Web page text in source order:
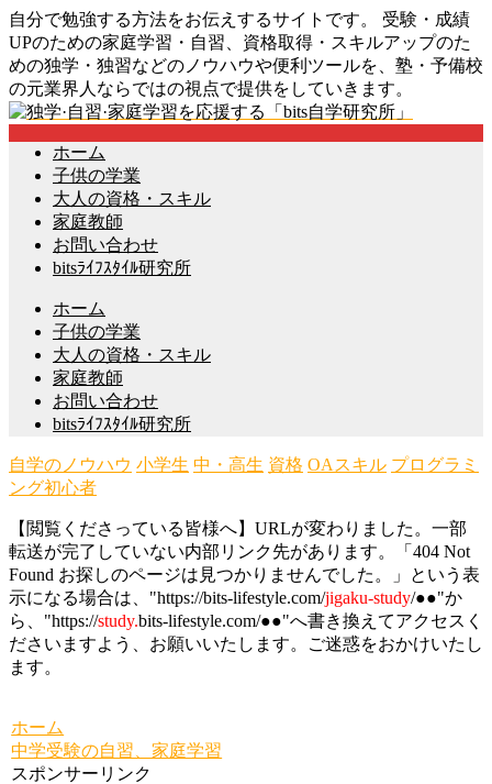
自分で勉強する方法をお伝えするサイトです。 受験・成績
UPのための家庭学習・自習、資格取得・スキルアップのた
めの独学・独習などのノウハウや便利ツールを、塾・予備校
の元業界人ならではの視点で提供をしていきます。
ホーム
子供の学業
大人の資格・スキル
家庭教師
お問い合わせ
bitsﾗｲﾌｽﾀｲﾙ研究所
ホーム
子供の学業
大人の資格・スキル
家庭教師
お問い合わせ
bitsﾗｲﾌｽﾀｲﾙ研究所
自学のノウハウ 小学生 中・高生 資格 OAスキル プログラミ
ング初心者
【閲覧くださっている皆様へ】URLが変わりました。一部
転送が完了していない内部リンク先があります。「404 Not
Found お探しのページは見つかりませんでした。」という表
示になる場合は、"https://bits-lifestyle.com/jigaku-study/●●"か
ら、"https://study.bits-lifestyle.com/●●"へ書き換えてアクセスく
ださいますよう、お願いいたします。ご迷惑をおかけいたし
ます。
ホーム
中学受験の自習、家庭学習
スポンサーリンク